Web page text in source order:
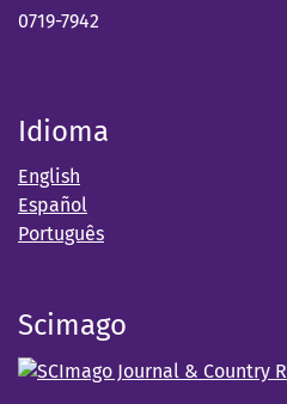
0719-7942
Idioma
English
Español
Português
Scimago